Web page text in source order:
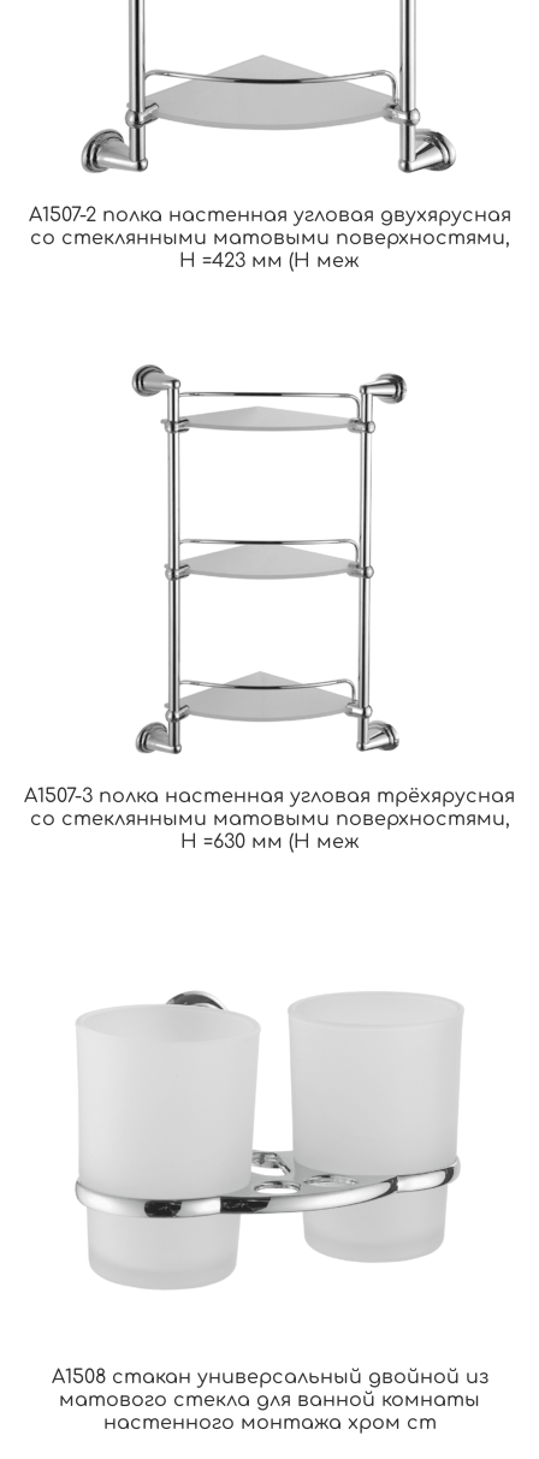
A1507-2 полка настенная угловая двухярусная
со стеклянными матовыми поверхностями,
H =423 мм (Н меж
A1507-3 полка настенная угловая трёхярусная
со стеклянными матовыми поверхностями,
H =630 мм (Н меж
A1508 стакан универсальный двойной из
матового стекла для ванной комнаты
настенного монтажа хром ст